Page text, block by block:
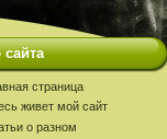
страница
живет мой сайт
о разном